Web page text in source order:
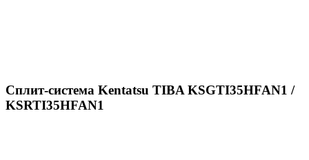
Сплит-система Kentatsu TIBA KSGTI35HFAN1 /
KSRTI35HFAN1